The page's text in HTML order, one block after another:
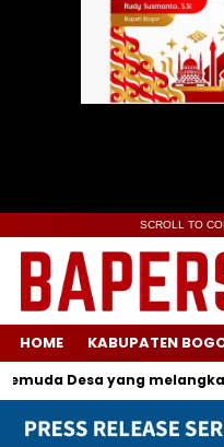
SCROLL TO
HOME KABUPATEN
Desa yang melangkah